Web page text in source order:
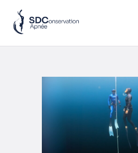
SESSIONS
PRATIQUE
BLOP!
A PROPOS
BONS CADEAUX